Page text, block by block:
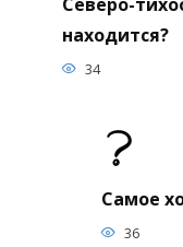
находится?
34
Самое
36